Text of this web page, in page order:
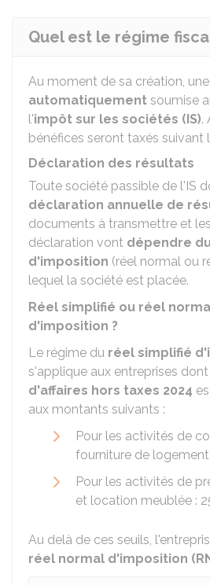
Quel est le régime
Au moment de sa création,
automatiquement soumise
l'impôt sur les sociétés (IS).
bénéfices seront taxés suivant
Déclaration des résultats
Toute société passible de l'IS
déclaration annuelle de
documents à transmettre et
déclaration vont dépendre
d'imposition (réel normal ou
lequel la société est placée.
Réel simplifié ou réel
d'imposition ?
Le régime du réel simplifié
s'applique aux entreprises
d'affaires hors taxes 2024
aux montants suivants :
Pour les activités de
fourniture de logement
Pour les activités de
et location meublée :
Au delà de ces seuils,
réel normal d'imposition